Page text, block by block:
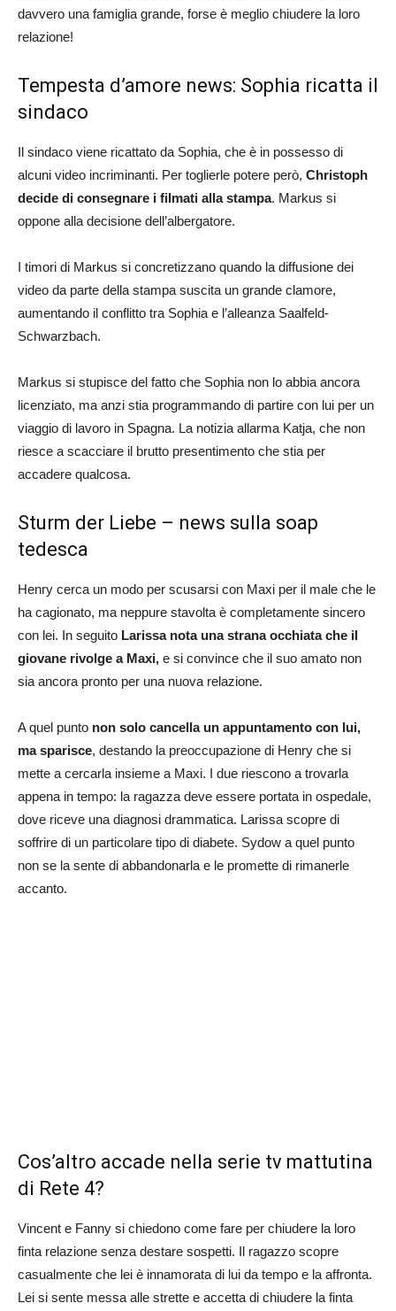
davvero una famiglia grande, forse è meglio chiudere la loro
relazione!
Tempesta d’amore news: Sophia ricatta il
sindaco
Il sindaco viene ricattato da Sophia, che è in possesso di
alcuni video incriminanti. Per toglierle potere però, Christoph
decide di consegnare i filmati alla stampa. Markus si
oppone alla decisione dell’albergatore.
I timori di Markus si concretizzano quando la diffusione dei
video da parte della stampa suscita un grande clamore,
aumentando il conflitto tra Sophia e l’alleanza Saalfeld-
Schwarzbach.
Markus si stupisce del fatto che Sophia non lo abbia ancora
licenziato, ma anzi stia programmando di partire con lui per un
viaggio di lavoro in Spagna. La notizia allarma Katja, che non
riesce a scacciare il brutto presentimento che stia per
accadere qualcosa.
Sturm der Liebe – news sulla soap
tedesca
Henry cerca un modo per scusarsi con Maxi per il male che le
ha cagionato, ma neppure stavolta è completamente sincero
con lei. In seguito Larissa nota una strana occhiata che il
giovane rivolge a Maxi, e si convince che il suo amato non
sia ancora pronto per una nuova relazione.
A quel punto non solo cancella un appuntamento con lui,
ma sparisce, destando la preoccupazione di Henry che si
mette a cercarla insieme a Maxi. I due riescono a trovarla
appena in tempo: la ragazza deve essere portata in ospedale,
dove riceve una diagnosi drammatica. Larissa scopre di
soffrire di un particolare tipo di diabete. Sydow a quel punto
non se la sente di abbandonarla e le promette di rimanerle
accanto.
Cos’altro accade nella serie tv mattutina
di Rete 4?
Vincent e Fanny si chiedono come fare per chiudere la loro
finta relazione senza destare sospetti. Il ragazzo scopre
casualmente che lei è innamorata di lui da tempo e la affronta.
Lei si sente messa alle strette e accetta di chiudere la finta